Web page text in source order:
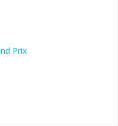
Prix